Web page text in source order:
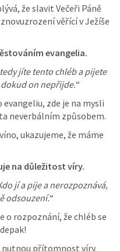
že slavit Večeři Páně
věřící v Ježíše
evangelia.
jíte tento chléb a pijete
on nepřijde.“
evangeliu, zde je na mysli
neverbálním způsobem.
ukazujeme, že máme
na důležitost víry.
jí a pije a nerozpoznává,
odsouzení.“
o rozpoznání, že chléb se
nutnou přítomnost víry.